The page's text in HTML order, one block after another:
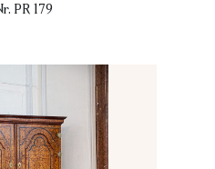
PR 179